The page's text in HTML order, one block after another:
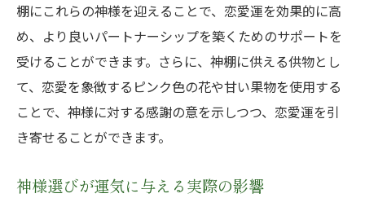
棚にこれらの神様を迎えることで、恋愛運を効果的に高
め、より良いパートナーシップを築くためのサポートを
受けることができます。さらに、神棚に供える供物とし
て、恋愛を象徴するピンク色の花や甘い果物を使用する
ことで、神様に対する感謝の意を示しつつ、恋愛運を引
き寄せることができます。
神様選びが運気に与える実際の影響